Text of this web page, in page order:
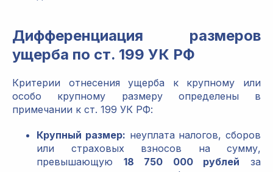
Дифференциация размеров
ущерба по ст. 199 УК РФ
Критерии отнесения ущерба к крупному или
особо крупному размеру определены в
примечании к ст. 199 УК РФ:
Крупный размер: неуплата налогов, сборов
или страховых взносов на сумму,
превышающую 18 750 000 рублей за